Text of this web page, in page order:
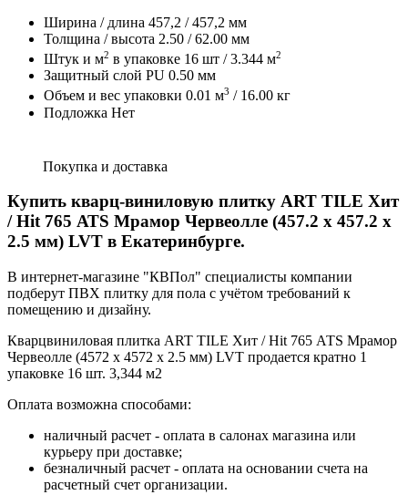
Ширина / длина 457,2 / 457,2 мм
Толщина / высота 2.50 /62.00 мм
Штук и м2 в упаковке 16 шт /3.344 м2
Защитный слой PU 0.50 мм
Объем и вес упаковки 0.01 м3 / 16.00 кг
Подложка Нет
Покупка и доставка
Купить кварц-виниловую плитку ART TILE Хит
/ Hit 765 АТS Мрамор Червеолле (457.2 х 457.2 х
2.5 мм) LVT в Екатеринбурге.
В интернет-магазине "КВПол" специалисты компании
подберут ПВХ плитку для пола с учётом требований к
помещению и дизайну.
Кварцвиниловая плитка ART TILE Хит / Hit 765 АТS Мрамор
Червеолле (4572 х 4572 х 2.5 мм) LVT продается кратно 1
упаковке 16 шт. 3,344 м2
Оплата возможна способами:
наличный расчет - оплата в салонах магазина или
курьеру при доставке;
безналичный расчет - оплата на основании счета на
расчетный счет организации.